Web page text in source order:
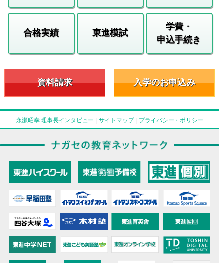
合格実績 東進模試
学費・
申込手続き
資料請求 入学のお申込み
永瀬昭幸 理事長インタビュー | サイトマップ| プライバシー・ポリシー